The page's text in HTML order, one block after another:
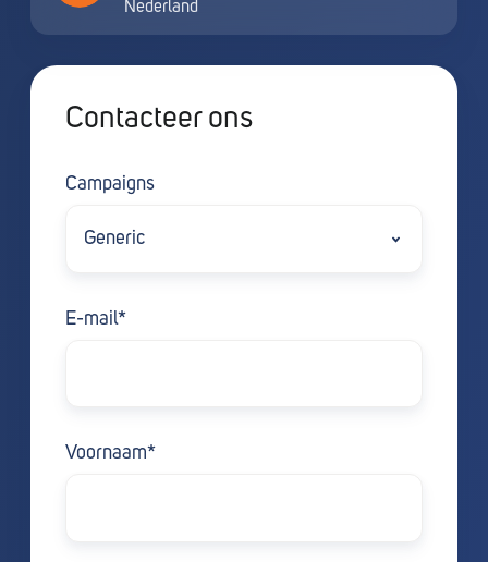
Nederland
Contacteer ons
Campaigns
E-mail*
Voornaam*